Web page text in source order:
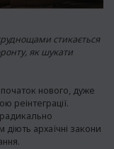
стикається
як шукати
нового, дуже
реінтеграції.
архаїчні закони